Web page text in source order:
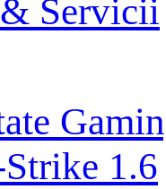
Servicii
1.6